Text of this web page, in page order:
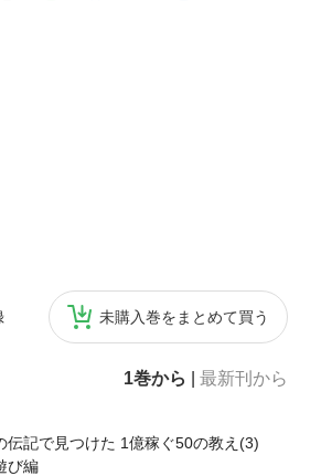
未購入巻をまとめて買う
1巻から 最新刊から
伝記で見つけた 1億稼ぐ50の教え(3)
び編